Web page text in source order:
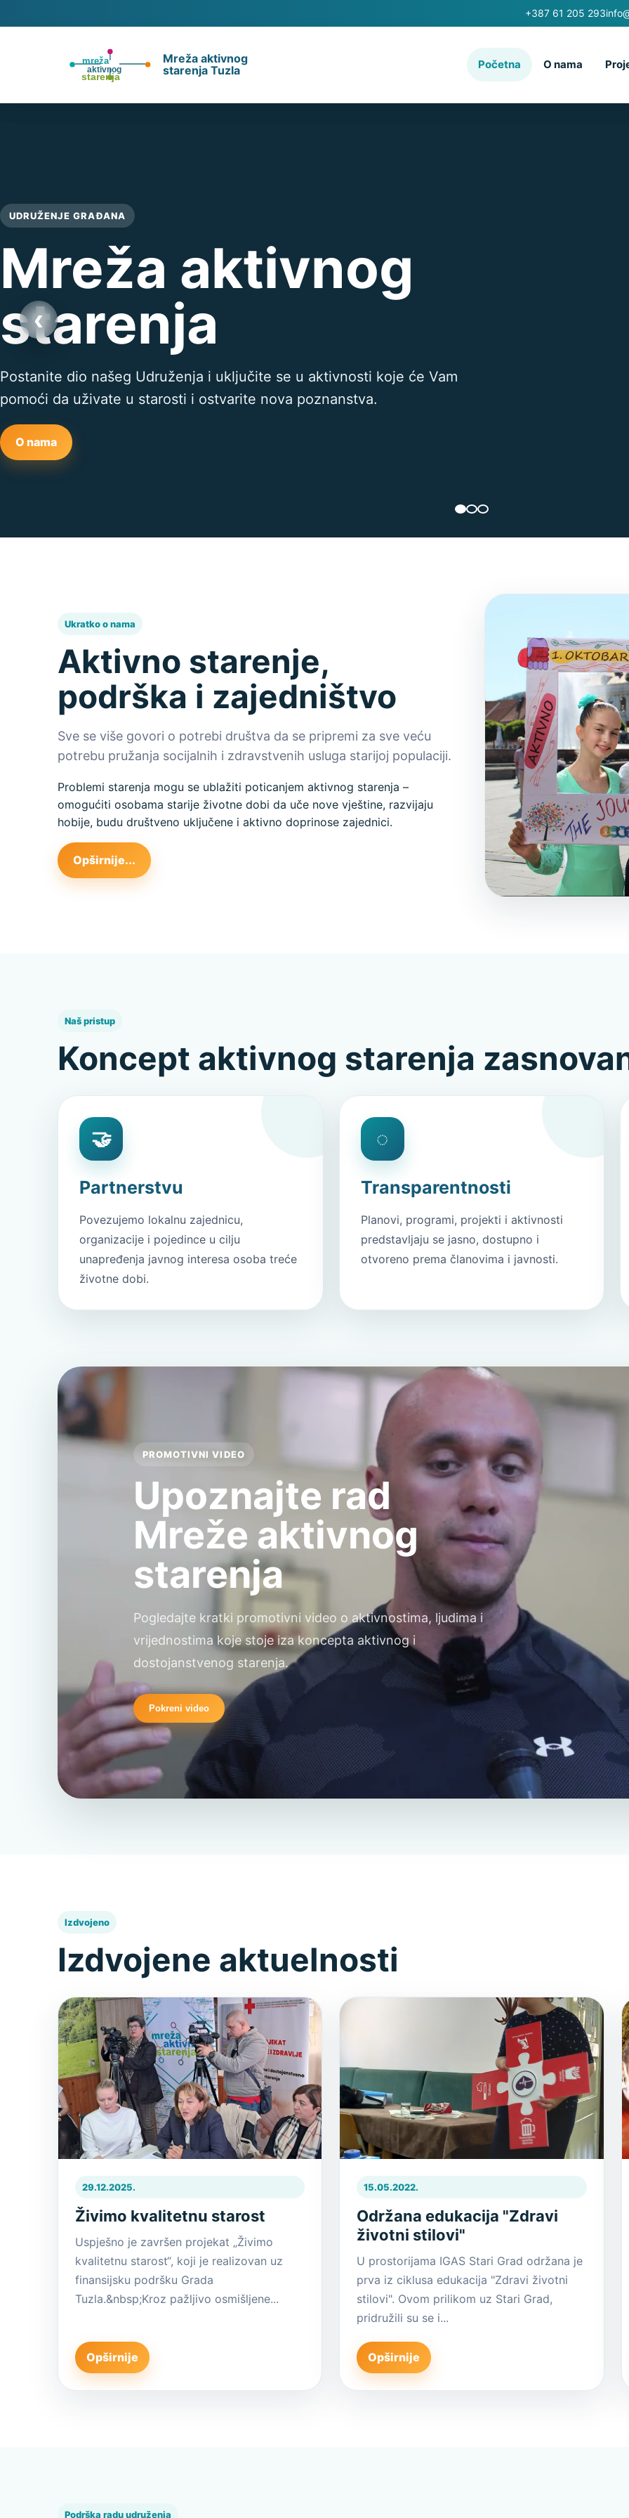
+387 61 205 293
Mreža aktivnog
starenja Tuzla
Početna O nama
UDRUŽENJE GRAĐANA
Mreža aktivnog
starenja
Postanite dio našeg Udruženja i uključite se u aktivnosti koje će Vam
pomoći da uživate u starosti i ostvarite nova poznanstva.
O nama
‹
Ukratko o nama
Aktivno starenje,
podrška i zajedništvo
Sve se više govori o potrebi društva da se pripremi za sve veću
potrebu pružanja socijalnih i zdravstvenih usluga starijoj populaciji.
Problemi starenja mogu se ublažiti poticanjem aktivnog starenja –
omogućiti osobama starije životne dobi da uče nove vještine, razvijaju
hobije, budu društveno uključene i aktivno doprinose zajednici.
Opširnije...
Naš pristup
Koncept aktivnog starenja
🤝
Partnerstvu
Povezujemo lokalnu zajednicu,
organizacije i pojedince u cilju
unapređenja javnog interesa osoba treće
životne dobi.
◌
Transparentnosti
Planovi, programi, projekti i aktivnosti
predstavljaju se jasno, dostupno i
otvoreno prema članovima i javnosti.
PROMOTIVNI VIDEO
Upoznajte rad
Mreže aktivnog
starenja
Pogledajte kratki promotivni video o aktivnostima, ljudima i
vrijednostima koje stoje iza koncepta aktivnog i
dostojanstvenog starenja.
Pokreni video
Izdvojeno
Izdvojene aktuelnosti
29.12.2025.
Živimo kvalitetnu starost
Uspješno je završen projekat „Živimo
kvalitetnu starost“, koji je realizovan uz
finansijsku podršku Grada
Tuzla.&nbsp;Kroz pažljivo osmišljene...
Opširnije
15.05.2022.
Održana edukacija "Zdravi
životni stilovi"
U prostorijama IGAS Stari Grad održana je
prva iz ciklusa edukacija "Zdravi životni
stilovi". Ovom prilikom uz Stari Grad,
pridružili su se i...
Opširnije
Podrška radu udruženja